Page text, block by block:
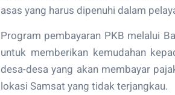
asas yang harus dipenuhi dalam
Program pembayaran PKB melalui
untuk memberikan kemudahan
desa-desa yang akan membayar
lokasi Samsat yang tidak terjangkau.